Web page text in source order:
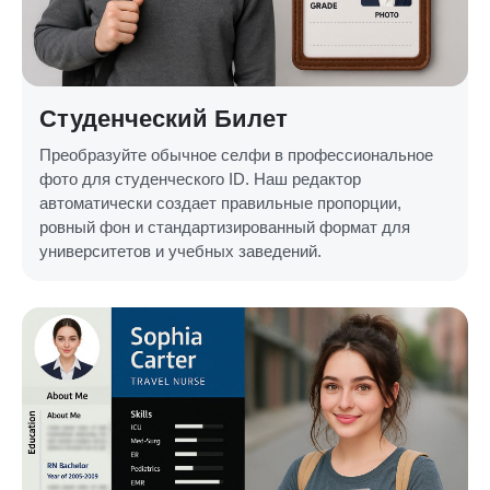
Студенческий Билет
Преобразуйте обычное селфи в профессиональное
фото для студенческого ID. Наш редактор
автоматически создает правильные пропорции,
ровный фон и стандартизированный формат для
университетов и учебных заведений.